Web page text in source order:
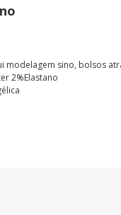
modelagem sino, bolsos
2%Elastano